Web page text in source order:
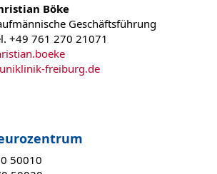
Böke
Geschäftsführung
+49 761 270 21071
uniklinik-freiburg.de
50010